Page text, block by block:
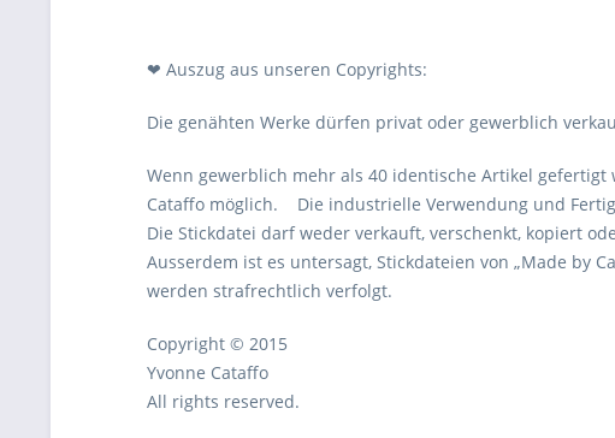
❤ Auszug aus unseren Copyrights:
Die genähten Werke dürfen privat oder gewerblich
Wenn gewerblich mehr als 40 identische Artikel
Cataffo möglich. Die industrielle Verwendung und
Die Stickdatei darf weder verkauft, verschenkt, kopiert
Ausserdem ist es untersagt, Stickdateien von „Made by
werden strafrechtlich verfolgt.
Copyright © 2015
Yvonne Cataffo
All rights reserved.